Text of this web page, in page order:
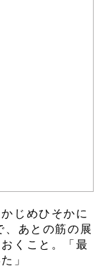
じめひそかに
あとの筋の展
くこと。「最
」